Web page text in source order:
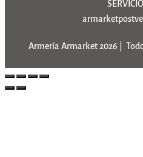
Armería Armarket 2026 |